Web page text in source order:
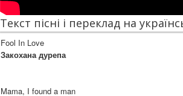
Текст пісні і переклад на
Fool In Love
Закохана дурепа
Mama, I found a man